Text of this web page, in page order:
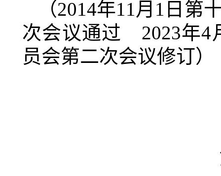
（2014年11月1日
次会议通过 2023年4
员会第二次会议修订）